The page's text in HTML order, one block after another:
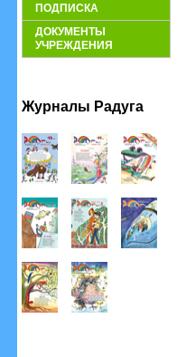
ПОДПИСКА
ДОКУМЕНТЫ
УЧРЕЖДЕНИЯ
Журналы Радуга